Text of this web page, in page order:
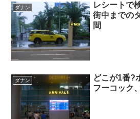
ダナン
レシートで
街中までの
間
ダナン
どこが1番?
フーコック